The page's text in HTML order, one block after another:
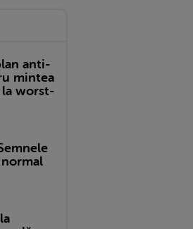
anti-
mintea
worst-